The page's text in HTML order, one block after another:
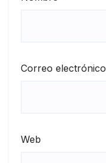
Correo electrónico
Web